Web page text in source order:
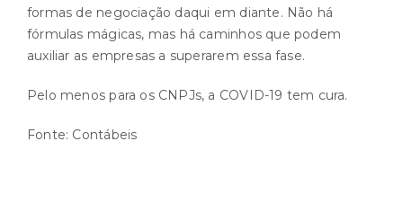
formas de negociação daqui em diante. Não há
fórmulas mágicas, mas há caminhos que podem
auxiliar as empresas a superarem essa fase.
Pelo menos para os CNPJs, a COVID-19 tem cura.
Fonte: Contábeis